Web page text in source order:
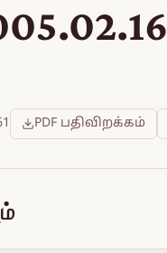
PDF பதிவிறக்கம்